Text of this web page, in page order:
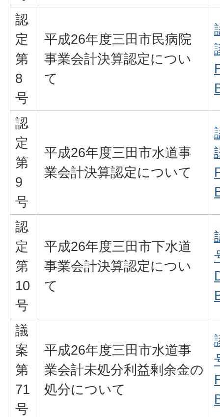
認
定
第
8
号
平成26年度三田市民病院
事業会計決算認定につい
て
認
定
第
9
号
平成26年度三田市水道事
業会計決算認定について
認
定
第
10
号
平成26年度三田市下水道
事業会計決算認定につい
て
議
案
第
71
号
平成26年度三田市水道事
業会計未処分利益剰余金の
処分について